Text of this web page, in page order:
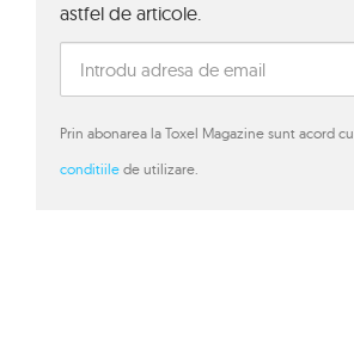
astfel de articole.
Prin abonarea la Toxel Magazine sunt acord cu
conditiile de utilizare.